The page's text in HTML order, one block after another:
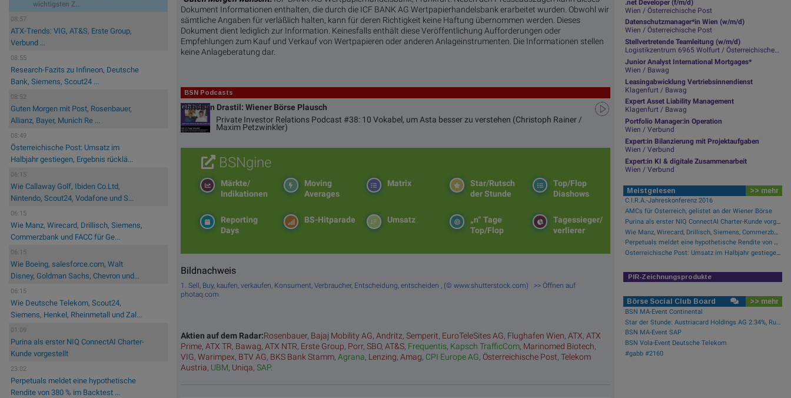
wichtigsten Z...
08:57
ATX-Trends: VIG, AT&S, Erste Group,
Verbund ...
08:55
Research-Fazits zu Infineon, Deutsche
Bank, Siemens, Scout24 ...
08:52
Guten Morgen mit Post, Rosenbauer,
Allianz, Bayer, Munich Re ...
08:49
Österreichische Post: Umsatz im
Halbjahr gestiegen, Ergebnis rücklä...
06:15
Wie Callaway Golf, Ibiden Co.Ltd,
Nintendo, Scout24, Vodafone und S...
06:15
Wie Manz, Wirecard, Drillisch, Siemens,
Commerzbank und FACC für Ge...
06:15
Wie Boeing, salesforce.com, Walt
Disney, Goldman Sachs, Chevron und...
06:15
Wie Deutsche Telekom, Scout24,
Siemens, Henkel, Rheinmetall und Zal...
01:09
Purina als erster NIQ ConnectAI Charter-
Kunde vorgestellt
23:02
Perpetuals meldet eine hypothetische
Rendite von 380 % im Backtest ...
Dokument Informationen enthalten, die durch die ICF BANK AG Wertpapierhandelsbank erarbeitet wurden. Obwohl wir
sämtliche Angaben für verläßlich halten, kann für deren Richtigkeit keine Haftung übernommen werden. Dieses
Dokument dient lediglich zur Information. Keinesfalls enthält diese Veröffentlichung Aufforderungen oder
Empfehlungen zum Kauf und Verkauf von Wertpapieren oder anderen Anlageinstrumenten. Die Informationen stellen
keine Anlageberatung dar.
BSN Podcasts
Christian Drastil: Wiener Börse Plausch
Private Investor Relations Podcast #38: 10 Vokabel, um Asta besser zu verstehen (Christoph Rainer /
Maxim Petzwinkler)
BSNgine
Top/Flop
Diashows
Star/Rutsch
der Stunde
Matrix
Moving
Averages
Märkte/
Indikationen
Tagessieger/
verlierer
„n“ Tage
Top/Flop
Umsatz
BS-Hitparade
Reporting
Days
Bildnachweis
1. Sell, Buy, kaufen, verkaufen, Konsument, Verbraucher, Entscheidung, entscheiden , (© www.shutterstock.com) >> Öffnen auf
photaq.com
Aktien auf dem Radar:Rosenbauer, Bajaj Mobility AG,Andritz,Semperit, EuroTeleSites AG, Flughafen Wien,ATX,ATX
Prime,ATX TR, Bawag,ATX NTR, Erste Group, Porr,SBO,AT&S, Frequentis, Kapsch TrafficCom, Marinomed Biotech,
VIG,Warimpex, BTV AG, BKS Bank Stamm,Agrana, Lenzing,Amag, CPI Europe AG, Österreichische Post,Telekom
Austria, UBM, Uniqa,SAP.
.net Developer (f/m/d)
Wien / Österreichische Post
Datenschutzmanager*in Wien (w/m/d)
Wien / Österreichische Post
Stellvertretende Teamleitung (w/m/d)
Logistikzentrum 6965 Wolfurt / Österreichische Post
Junior Analyst International Mortgages*
Wien / Bawag
Leasingabwicklung Vertriebsinnendienst
Klagenfurt / Bawag
Expert Asset Liability Management
Klagenfurt / Bawag
Portfolio Manager:in Operation
Wien / Verbund
Expert:in Bilanzierung mit Projektaufgaben
Wien / Verbund
Expert:in KI & digitale Zusammenarbeit
Wien / Verbund
Meistgelesen >> mehr
C.I.R.A.-Jahreskonferenz 2016
AMCs für Österreich, gelistet an der Wiener Börse
Purina als erster NIQ ConnectAI Charter-Kunde vorgestellt
Wie Manz, Wirecard, Drillisch, Siemens, Commerzbank und FACC für Gesprächsstoff sorgten
Perpetuals meldet eine hypothetische Rendite von 380 % im Backtest der KI-Engine, die die risikofreie Handelsplattform „UpsideOnly“ antreibt
Österreichische Post: Umsatz im Halbjahr gestiegen, Ergebnis rückläufig
PIR-Zeichnungsprodukte
Börse Social Club Board >> mehr
BSN MA-Event Continental
Star der Stunde: Austriacard Holdings AG 2.34%, Rutsch der Stunde: Rosenbauer -1.95%
BSN MA-Event SAP
BSN Vola-Event Deutsche Telekom
#gabb #2160